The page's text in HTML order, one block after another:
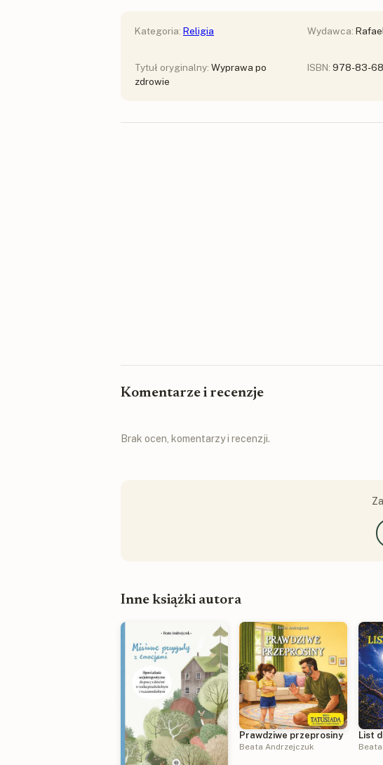
Kategoria: Religia Wydawca:
Tytuł oryginalny: Wyprawa po
zdrowie
ISBN: 978-83-
Komentarze i recenzje
Brak ocen, komentarzy i recenzji.
Inne książki autora
Prawdziwe przeprosiny
Beata Andrzejczuk
List